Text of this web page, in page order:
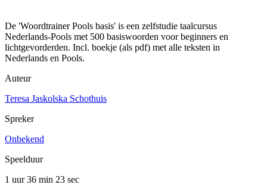
De 'Woordtrainer Pools basis' is een zelfstudie taalcursus
Nederlands-Pools met 500 basiswoorden voor beginners en
lichtgevorderden. Incl. boekje (als pdf) met alle teksten in
Nederlands en Pools.
Auteur
Teresa Jaskolska Schothuis
Spreker
Onbekend
Speelduur
1 uur 36 min 23 sec